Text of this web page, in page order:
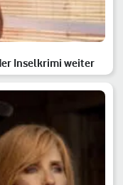
Inselkrimi weiter